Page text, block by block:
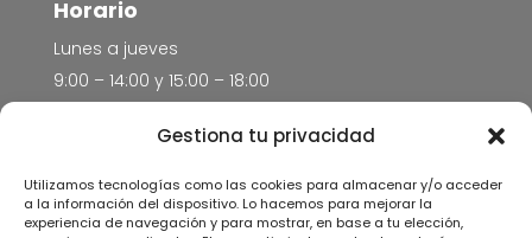
Gestiona tu privacidad
Utilizamos tecnologías como las cookies para almacenar y/o acceder
a la información del dispositivo. Lo hacemos para mejorar la
experiencia de navegación y para mostrar, en base a tu elección,
Horario
Lunes a jueves
9:00 – 14:00 y 15:00 – 18:00
Horario de verano